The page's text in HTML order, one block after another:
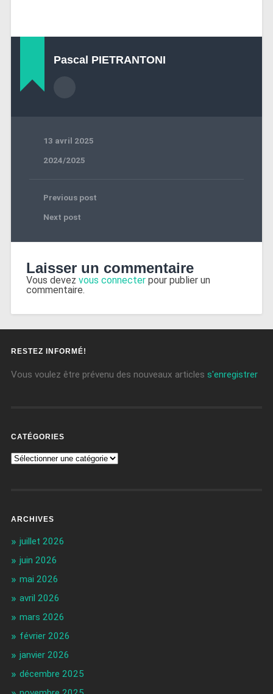
Pascal PIETRANTONI
13 avril 2025
2024/2025
Previous post
Next post
Laisser un commentaire
Vous devez vous connecterpour publier un
commentaire.
RESTEZ INFORMÉ!
Vous voulez être prévenu des nouveaux articles s'enregistrer
CATÉGORIES
ARCHIVES
juillet 2026
juin 2026
mai 2026
avril 2026
mars 2026
février 2026
janvier 2026
décembre 2025